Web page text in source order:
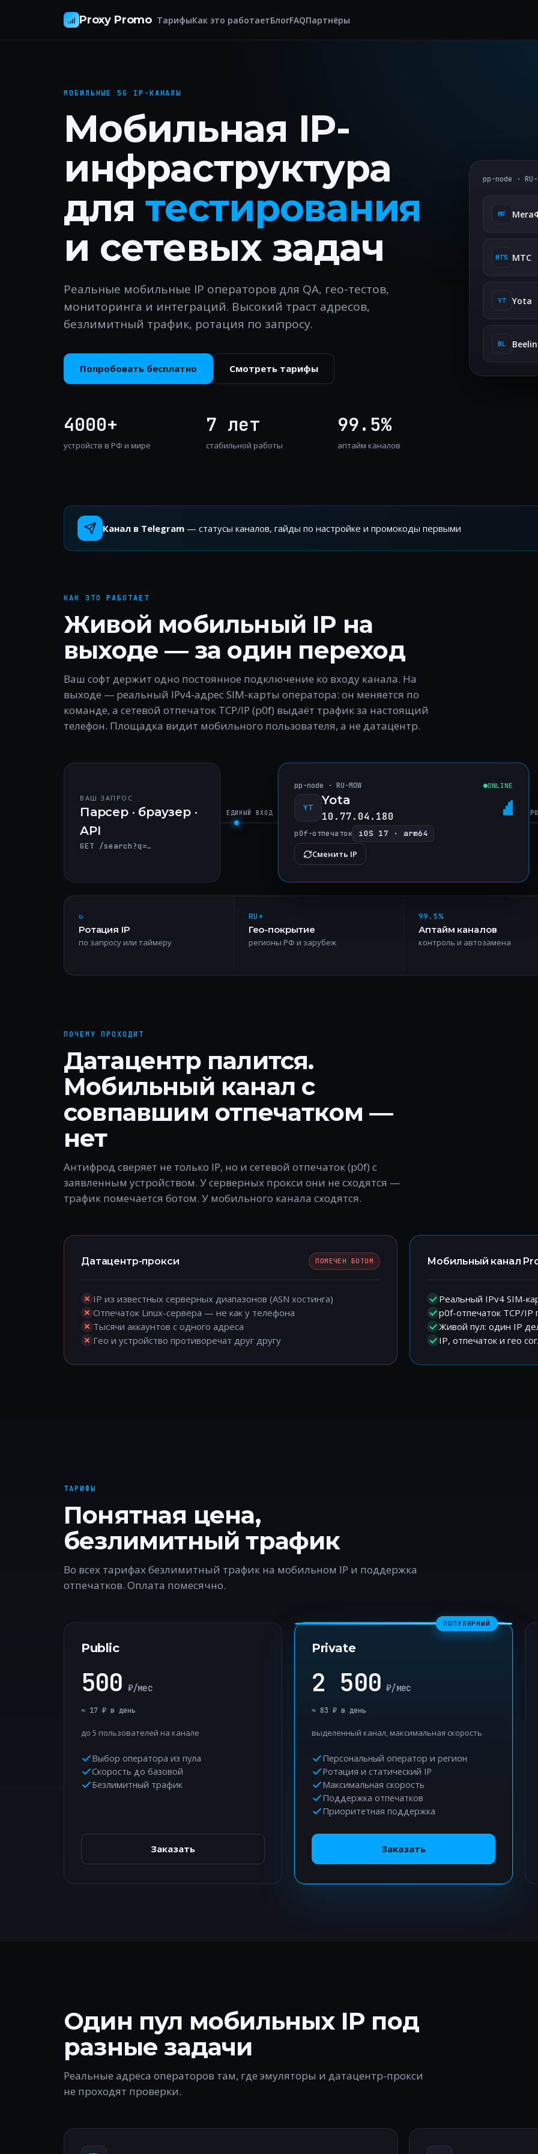
Proxy Promo ТарифыКак это работаетБлогFAQПартнёры
МОБИЛЬНЫЕ 5G IP-КАНАЛЫ
Мобильная IP-
инфраструктура
длятестирования
и сетевых задач
Реальные мобильные IP операторов для QA, гео-тестов,
мониторинга и интеграций. Высокий траст адресов,
безлимитный трафик, ротация по запросу.
Попробовать бесплатно Смотреть тарифы
4000+
устройств в РФ и мире
7 лет
стабильной работы
99.5%
аптайм каналов
pp-node · RU-
MF
MTS МТС
YT Yota
BL
Канал в Telegram — статусы каналов, гайды по настройке и промокоды первыми
КАК ЭТО РАБОТАЕТ
Живой мобильный IP на
выходе — за один переход
Ваш софт держит одно постоянное подключение ко входу канала. На
выходе — реальный IPv4-адрес SIM-карты оператора: он меняется по
команде, а сетевой отпечаток TCP/IP (p0f) выдаёт трафик за настоящий
телефон. Площадка видит мобильного пользователя, а не датацентр.
ВАШ ЗАПРОС
Парсер · браузер ·
API
GET /search?q=…
ЕДИНЫЙ ВХОД
pp-node · RU-MOW ONLINE
YT Yota
10.77.04.180
p0f-отпечаток iOS 17 · arm64
Сменить IP
↻
Ротация IP
по запросу или таймеру
RU+
Гео-покрытие
регионы РФ и зарубеж
99.5%
Аптайм каналов
контроль и автозамена
ПОЧЕМУ ПРОХОДИТ
Датацентр палится.
Мобильный канал с
совпавшим отпечатком —
нет
Антифрод сверяет не только IP, но и сетевой отпечаток (p0f) с
заявленным устройством. У серверных прокси они не сходятся —
трафик помечается ботом. У мобильного канала сходятся.
Датацентр-прокси ПОМЕЧЕН БОТОМ
IP из известных серверных диапазонов (ASN хостинга)
Отпечаток Linux-сервера — не как у телефона
Тысячи аккаунтов с одного адреса
Гео и устройство противоречат друг другу
Мобильный канал
Реальный IPv4 SIM-
p0f-отпечаток TCP/IP
Живой пул: один IP
IP, отпечаток и гео
ТАРИФЫ
Понятная цена,
безлимитный трафик
Во всех тарифах безлимитный трафик на мобильном IP и поддержка
отпечатков. Оплата помесячно.
Public
500 ₽/мес
≈ 17 ₽ в день
до 5 пользователей на канале
Выбор оператора из пула
Скорость до базовой
Безлимитный трафик
Заказать
ПОПУЛЯРНЫЙ
Private
2 500 ₽/мес
≈ 83 ₽ в день
выделенный канал, максимальная скорость
Персональный оператор и регион
Ротация и статический IP
Максимальная скорость
Поддержка отпечатков
Приоритетная поддержка
Заказать
Один пул мобильных IP под
разные задачи
Реальные адреса операторов там, где эмуляторы и датацентр-прокси
не проходят проверки.